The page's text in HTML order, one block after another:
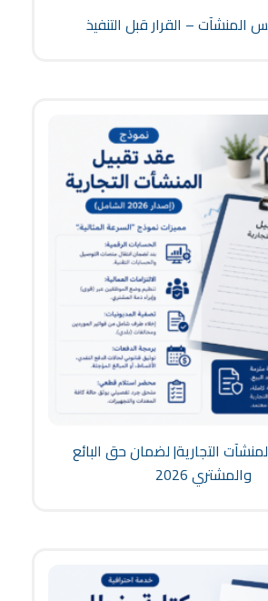
المنشآت – القرار قبل التنفيذ
التجارية| لضمان حق البائع
والمشتري 2026